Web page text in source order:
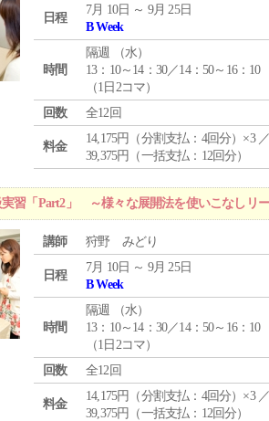
日程
7月 10日 ～ 9月 25日
B Week
時間
隔週 （水）
13：10～14：30／14：50～16：10
（1日2コマ）
回数
全12回
料金
14,175円（分割支払：4回分）×3
39,375円（一括支払：12回分）
習「Part2」 ～様々な展開法を使いこなしリ
講師 狩野 みどり
日程
7月 10日 ～ 9月 25日
B Week
時間
隔週 （水）
13：10～14：30／14：50～16：10
（1日2コマ）
回数
全12回
料金
14,175円（分割支払：4回分）×3
39,375円（一括支払：12回分）